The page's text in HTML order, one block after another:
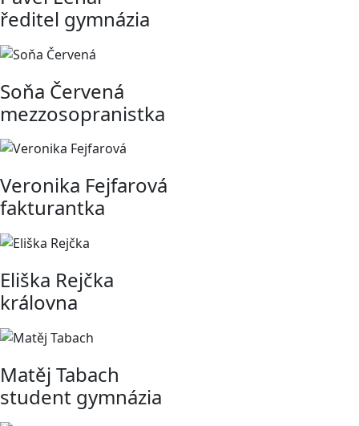
ředitel gymnázia
Soňa Červená
mezzosopranistka
Veronika Fejfarová
fakturantka
Eliška Rejčka
královna
Matěj Tabach
student gymnázia